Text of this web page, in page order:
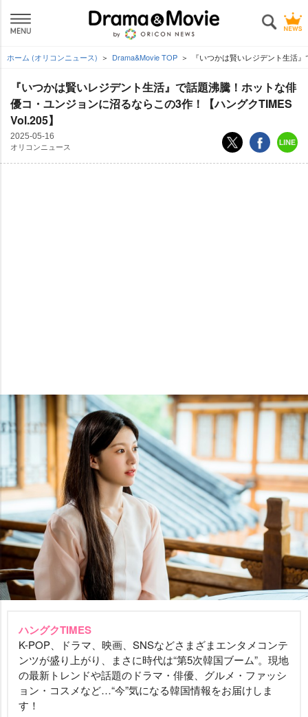
ホーム (オリコンニュース) Drama&Movie TOP 『いつかは賢いレジデント生活
『いつかは賢いレジデント生活』で話題沸騰！ホットな俳
優コ・ユンジョンに沼るならこの3作！【ハングクTIMES
Vol.205】
2025-05-16
オリコンニュース
ハングクTIMES
K-POP、ドラマ、映画、SNSなどさまざまエンタメコンテ
ンツが盛り上がり、まさに時代は“第5次韓国ブーム”。現地
の最新トレンドや話題のドラマ・俳優、グルメ・ファッシ
ョン・コスメなど…“今”気になる韓国情報をお届けしま
す！